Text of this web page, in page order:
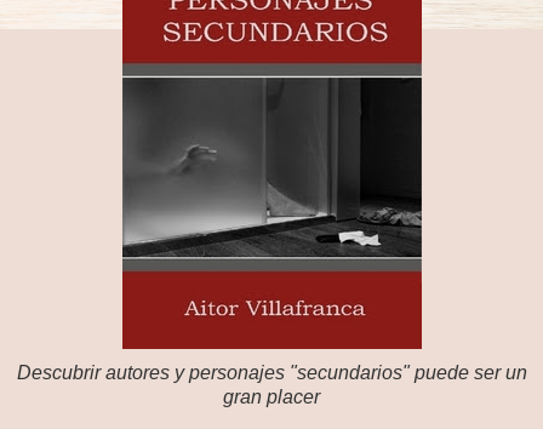
Descubrir autores y personajes "secundarios" puede ser un
gran placer